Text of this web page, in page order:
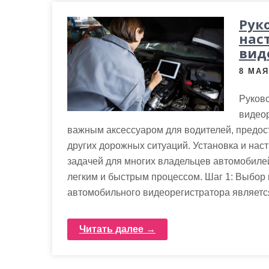
8 МАЯ
важным аксессуаром для водителей,
других дорожных ситуаций. Установка и
задачей для многих владельцев
легким и быстрым процессом. Шаг 1: Выбор
автомобильного видеорегистратора
Читать далее →